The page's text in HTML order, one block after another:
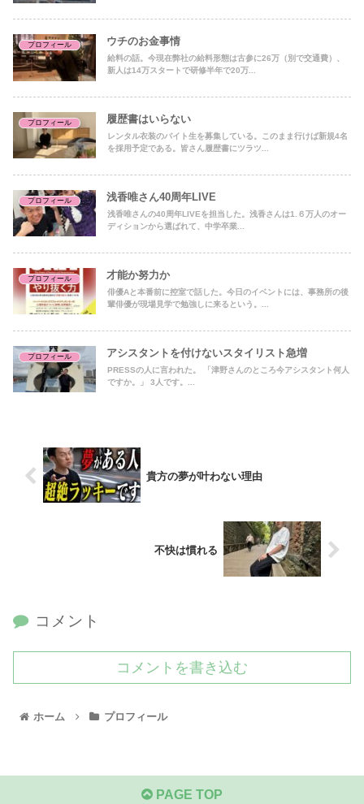
プロフィール ウチのお金事情
給料の話。今現在弊社の給料形態は古参に26万（別で交通費）、
新人は14万スタートで研修半年で20万...
プロフィール 履歴書はいらない
レンタル衣装のバイト生を募集している。このまま行けば新規4名
を採用予定である。皆さん履歴書にツラツ...
プロフィール 浅香唯さん40周年LIVE
浅香唯さんの40周年LIVEを担当した。浅香さんは1.６万人のオー
ディションから選ばれて、中学卒業...
プロフィール 才能か努力か
俳優Aと本番前に控室で話した。今日のイベントには、事務所の後
輩俳優が現場見学で勉強しに来るという。...
プロフィール アシスタントを付けないスタイリスト急増
PRESSの人に言われた。 「津野さんのところ今アシスタント何人
ですか。」 3人です。...
貴方の夢が叶わない理由
不快は慣れる
コメント
コメントを書き込む
ホーム プロフィール
PAGE TOP